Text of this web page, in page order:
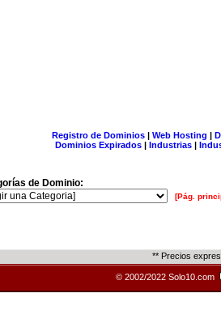
Registro de Dominios| Web Hosting |
Dominios Expirados | Industrias |
de Dominio:
[Pág.
** Precios
© 2002/2022 Solo10.com